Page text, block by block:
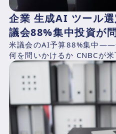
企業 生成AI ツール
議会88%集中投資が
米議会のAI予算88%集中——
何を問いかけるか CNBCが
結果、2025年4月1日〜